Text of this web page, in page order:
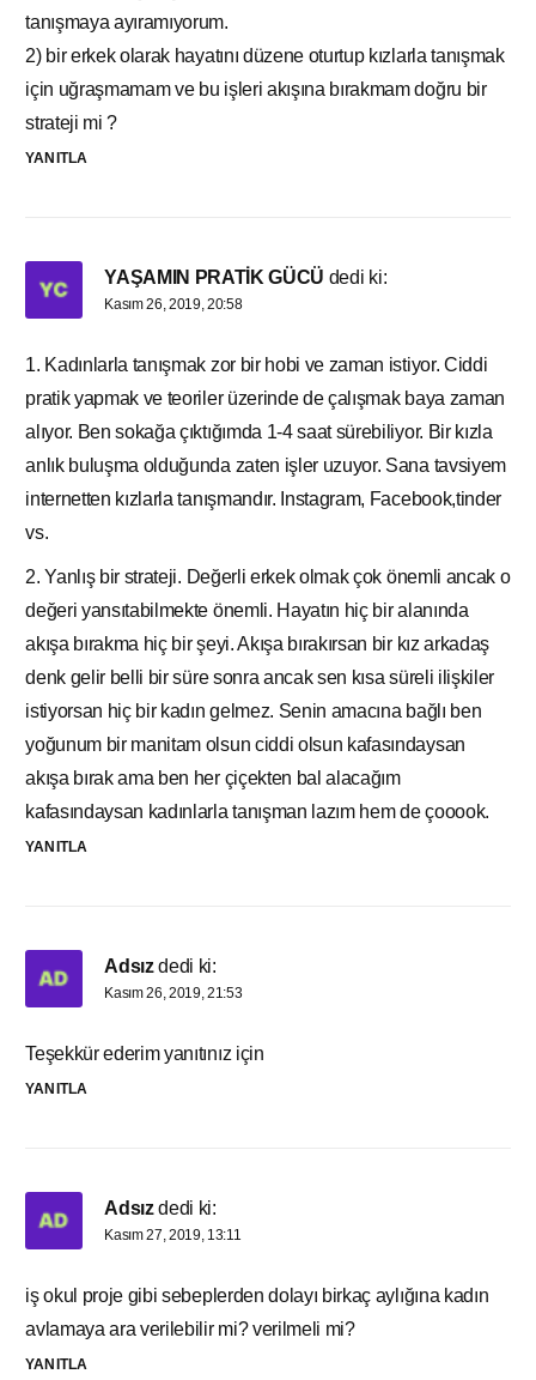
tanışmaya ayıramıyorum.
2) bir erkek olarak hayatını düzene oturtup kızlarla tanışmak
için uğraşmamam ve bu işleri akışına bırakmam doğru bir
strateji mi ?
YANITLA
YAŞAMIN PRATİK GÜCÜ dedi ki:
Kasım 26, 2019, 20:58
1. Kadınlarla tanışmak zor bir hobi ve zaman istiyor. Ciddi
pratik yapmak ve teoriler üzerinde de çalışmak baya zaman
alıyor. Ben sokağa çıktığımda 1-4 saat sürebiliyor. Bir kızla
anlık buluşma olduğunda zaten işler uzuyor. Sana tavsiyem
internetten kızlarla tanışmandır. Instagram, Facebook,tinder
vs.
2. Yanlış bir strateji. Değerli erkek olmak çok önemli ancak o
değeri yansıtabilmekte önemli. Hayatın hiç bir alanında
akışa bırakma hiç bir şeyi. Akışa bırakırsan bir kız arkadaş
denk gelir belli bir süre sonra ancak sen kısa süreli ilişkiler
istiyorsan hiç bir kadın gelmez. Senin amacına bağlı ben
yoğunum bir manitam olsun ciddi olsun kafasındaysan
akışa bırak ama ben her çiçekten bal alacağım
kafasındaysan kadınlarla tanışman lazım hem de çooook.
YANITLA
Adsız dedi ki:
Kasım 26, 2019, 21:53
Teşekkür ederim yanıtınız için
YANITLA
Adsız dedi ki:
Kasım 27, 2019, 13:11
iş okul proje gibi sebeplerden dolayı birkaç aylığına kadın
avlamaya ara verilebilir mi? verilmeli mi?
YANITLA